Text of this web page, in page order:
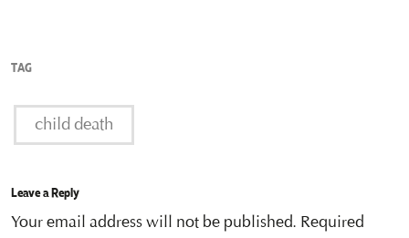
TAG
child death
Leave a Reply
Your email address will not be published. Required